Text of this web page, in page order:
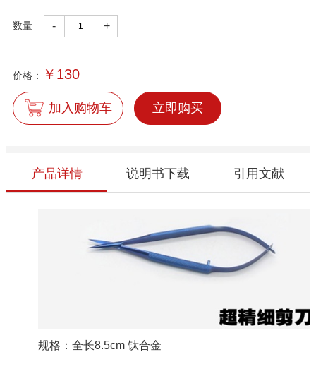
数量 - +
价格： ￥ 130
加入购物车 立即购买
产品详情 说明书下载 引用文献
规格：全长8.5cm 钛合金